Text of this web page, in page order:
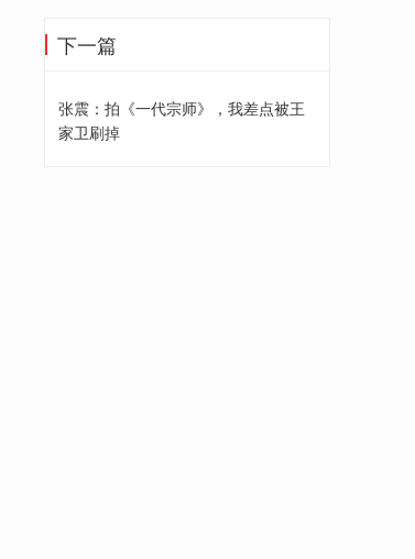
下一篇
张震：拍《一代宗师》，我差点被王
家卫刷掉